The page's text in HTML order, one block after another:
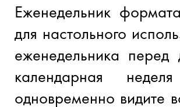
Еженедельник
для настольного
еженедельника
календарная
одновременно видите